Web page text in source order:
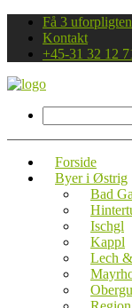
Få 3
Kontakt
+45-31 32 12
Forside
Byer i Østrig
Bad
Ischgl
Kappl
Lech